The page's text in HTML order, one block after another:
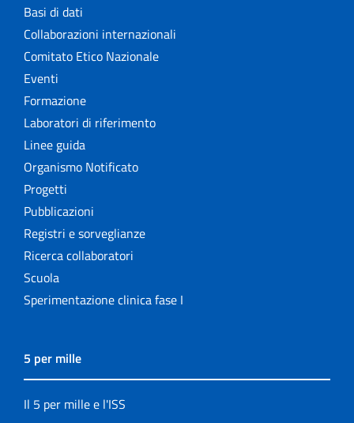
Basi di dati
Collaborazioni internazionali
Comitato Etico Nazionale
Eventi
Formazione
Laboratori di riferimento
Linee guida
Organismo Notificato
Progetti
Pubblicazioni
Registri e sorveglianze
Ricerca collaboratori
Scuola
Sperimentazione clinica fase I
5 per mille
Il 5 per mille e l'ISS